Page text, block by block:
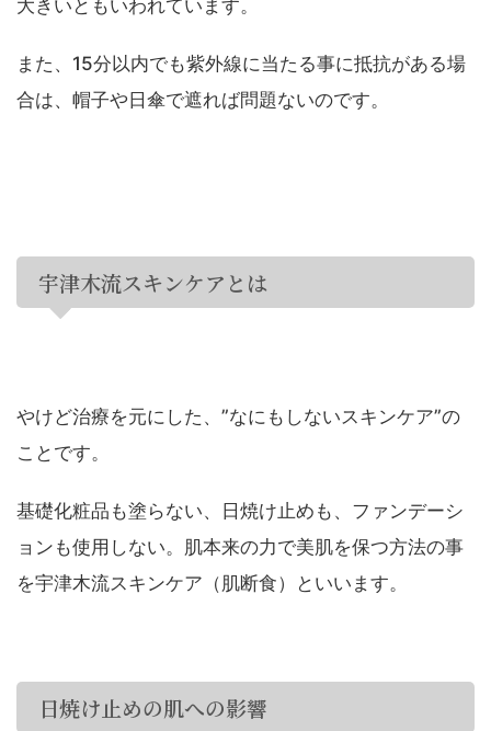
大きいともいわれています。
また、15分以内でも紫外線に当たる事に抵抗がある場
合は、帽子や日傘で遮れば問題ないのです。
宇津木流スキンケアとは
やけど治療を元にした、”なにもしないスキンケア”の
ことです。
基礎化粧品も塗らない、日焼け止めも、ファンデーシ
ョンも使用しない。肌本来の力で美肌を保つ方法の事
を宇津木流スキンケア（肌断食）といいます。
日焼け止めの肌への影響